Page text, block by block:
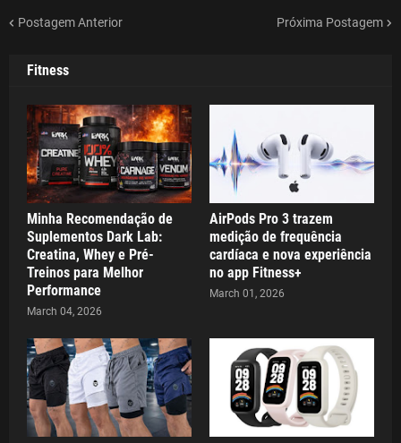
Postagem Anterior Próxima Postagem
Fitness
Minha Recomendação de
Suplementos Dark Lab:
Creatina, Whey e Pré-
Treinos para Melhor
Performance
March 04, 2026
AirPods Pro 3 trazem
medição de frequência
cardíaca e nova experiência
no app Fitness+
March 01, 2026